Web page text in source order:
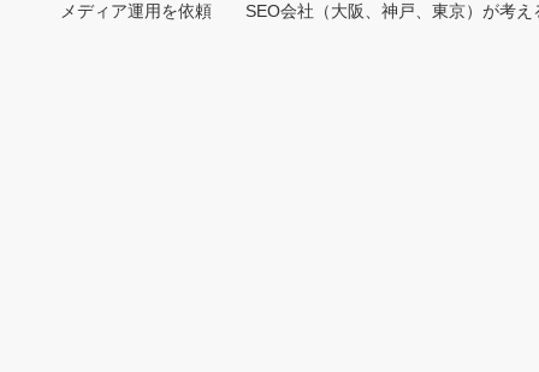
メディア運用を依頼
SEO会社（大阪、神戸、東京）が考